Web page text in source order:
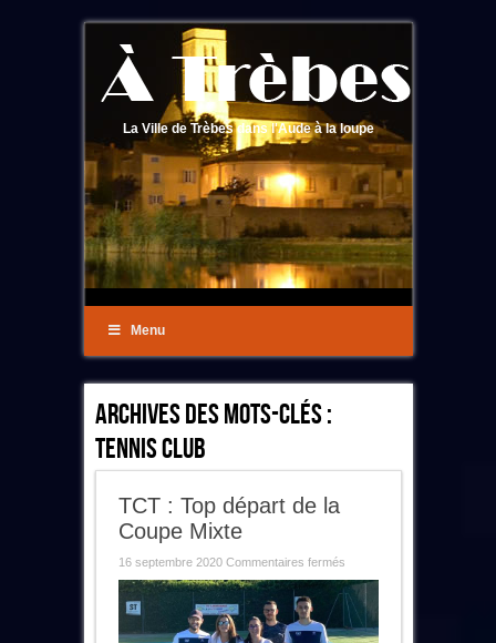
La Ville de Trèbes dans l'Aude à la loupe
Menu
Archives Des Mots-Clés :
Tennis Club
TCT : Top départ de la
Coupe Mixte
16 septembre 2020 Commentaires ferméssur
:
Top
départ
de